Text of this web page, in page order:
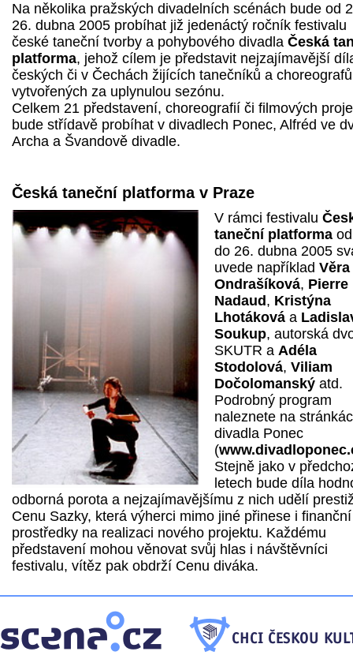
Na několika pražských divadelních scénách bude od
26. dubna 2005 probíhat již jedenáctý ročník festivalu
české taneční tvorby a pohybového divadla Česká
platforma, jehož cílem je představit nejzajímavější
českých či v Čechách žijících tanečníků a choreografů
vytvořených za uplynulou sezónu.
Celkem 21 představení, choreografií či filmových
bude střídavě probíhat v divadlech Ponec, Alfréd ve
Archa a Švandově divadle.
Česká taneční platforma v Praze
V rámci festivalu
taneční platforma
do 26. dubna 2005
uvede například Věra
Ondrašíková, Pierre
Nadaud , Kristýna
Lhotáková a
Soukup, autorská
SKUTR a Adéla
Stodolová, Viliam
Dočolomanský atd.
Podrobný program
naleznete na
divadla Ponec
(
Stejně jako v
letech bude díla
odborná porota a nejzajímavějšímu z nich udělí
Cenu Sazky, která výherci mimo jiné přinese i finanční
prostředky na realizaci nového projektu. Každému
představení mohou věnovat svůj hlas i návštěvníci
festivalu, vítěz pak obdrží Cenu diváka.